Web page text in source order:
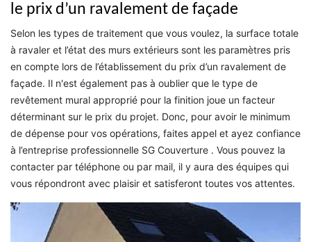
le prix d’un ravalement de façade
Selon les types de traitement que vous voulez, la surface totale
à ravaler et l’état des murs extérieurs sont les paramètres pris
en compte lors de l’établissement du prix d’un ravalement de
façade. Il n'est également pas à oublier que le type de
revêtement mural approprié pour la finition joue un facteur
déterminant sur le prix du projet. Donc, pour avoir le minimum
de dépense pour vos opérations, faites appel et ayez confiance
à l’entreprise professionnelle SG Couverture . Vous pouvez la
contacter par téléphone ou par mail, il y aura des équipes qui
vous répondront avec plaisir et satisferont toutes vos attentes.